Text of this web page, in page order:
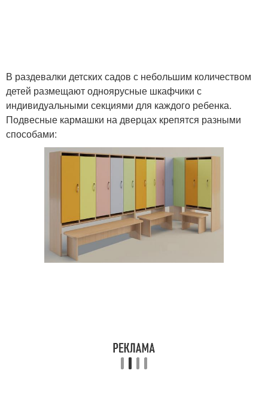
В раздевалки детских садов с небольшим количеством
детей размещают одноярусные шкафчики с
индивидуальными секциями для каждого ребенка.
Подвесные кармашки на дверцах крепятся разными
способами: